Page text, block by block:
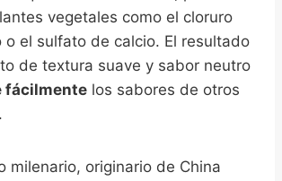
vegetales como el cloruro
o el sulfato de calcio. El resultado
de textura suave y sabor neutro
fácilmente los sabores de otros
milenario, originario de China